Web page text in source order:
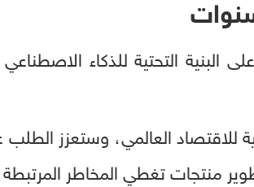
البنية التحتية للذكاء
العالمي، وستعزز الطلب
منتجات تغطي المخاطر المرتبطة